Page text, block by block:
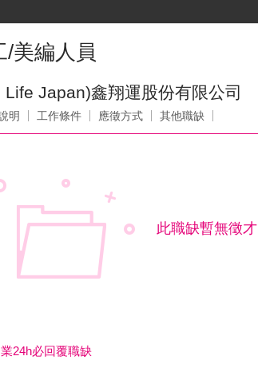
/美編人員
Life Japan)鑫翔運股份有限公司
明 工作條件 應徵方式 其他職缺
此職缺暫無徵才
24h必回覆職缺